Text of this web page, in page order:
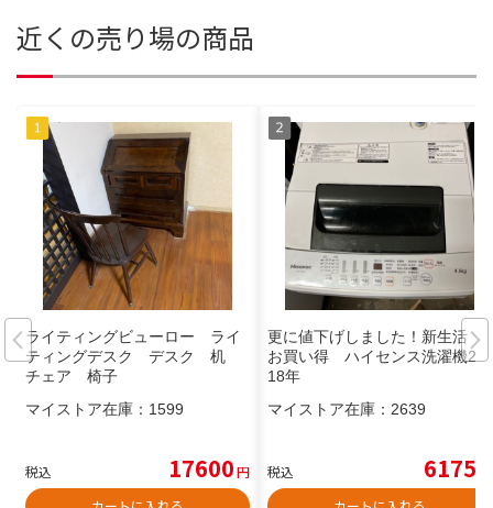
近くの売り場の商品
ライティングビューロー ライ
ティングデスク デスク 机
チェア 椅子
マイストア在庫： 1599
税込 17600円
更に値下げしました！新生活
お買い得 ハイセンス洗濯機20
18年
マイストア在庫： 2639
税込 6175